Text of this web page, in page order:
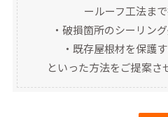
ールーフ工法まで
・破損箇所のシーリン
・既存屋根材を保護
といった方法をご提案さ